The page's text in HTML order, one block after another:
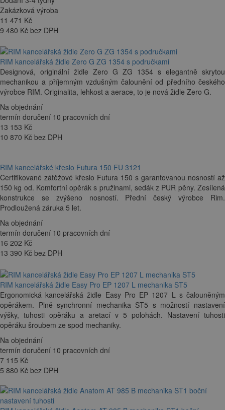
Zakázková výroba
11 471 Kč
9 480 Kč bez DPH
RIM kancelářská židle Zero G ZG 1354 s područkami
Designová, originální židle Zero G ZG 1354 s elegantně skrytou
mechanikou a příjemným vzdušným čalounění od předního českého
výrobce RIM. Originalita, lehkost a aerace, to je nová židle Zero G.
Na objednání
termín doručení 10 pracovních dní
13 153 Kč
10 870 Kč bez DPH
RIM kancelářské křeslo Futura 150 FU 3121
Certifikované zátěžové křeslo Futura 150 s garantovanou nosností až
150 kg od. Komfortní opěrák s pružinami, sedák z PUR pěny. Zesílená
konstrukce se zvýšeno nosností. Přední český výrobce Rim.
Prodloužená záruka 5 let.
Na objednání
termín doručení 10 pracovních dní
16 202 Kč
13 390 Kč bez DPH
RIM kancelářská židle Easy Pro EP 1207 L mechanika ST5
Ergonomická kancelářská židle Easy Pro EP 1207 L s čalouněným
opěrákem. Plně synchronní mechanika ST5 s možností nastavení
výšky, tuhosti opěráku a aretací v 5 polohách. Nastavení tuhosti
opěráku šroubem ze spod mechaniky.
Na objednání
termín doručení 10 pracovních dní
7 115 Kč
5 880 Kč bez DPH